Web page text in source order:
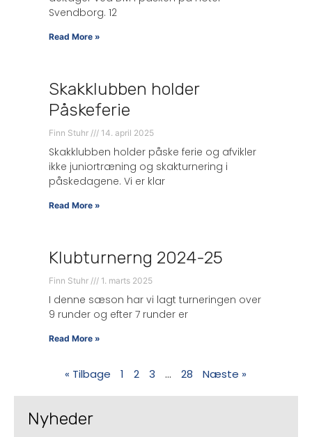
Svendborg. 12
Read More »
Skakklubben holder
Påskeferie
Finn Stuhr 14. april 2025
Skakklubben holder påske ferie og afvikler
ikke juniortræning og skakturnering i
påskedagene. Vi er klar
Read More »
Klubturnerng 2024-25
Finn Stuhr 1. marts 2025
I denne sæson har vi lagt turneringen over
9 runder og efter 7 runder er
Read More »
« Tilbage 1 2 3 … 28 Næste »
Nyheder